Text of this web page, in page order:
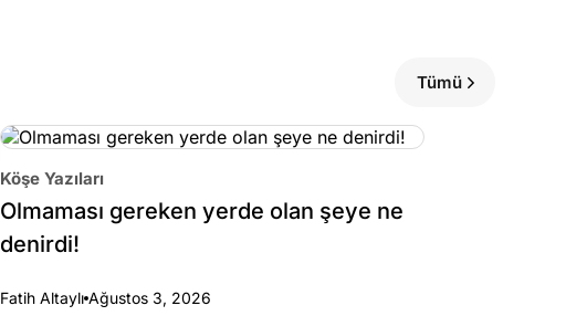
Tümü
Köşe Yazıları
Olmaması gereken yerde olan şeye ne
denirdi!
Fatih Altaylı Ağustos 3, 2026